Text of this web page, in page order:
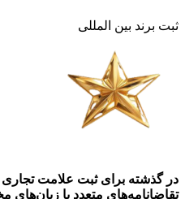
ثبت برند بین المللی
در گذشته برای ثبت علامت تجاری
تقاضانامه‌های متعدد با زبان‌های